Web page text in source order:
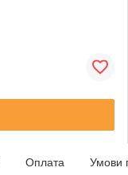
Оплата Умови